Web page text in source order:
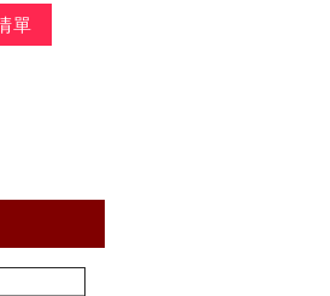
單